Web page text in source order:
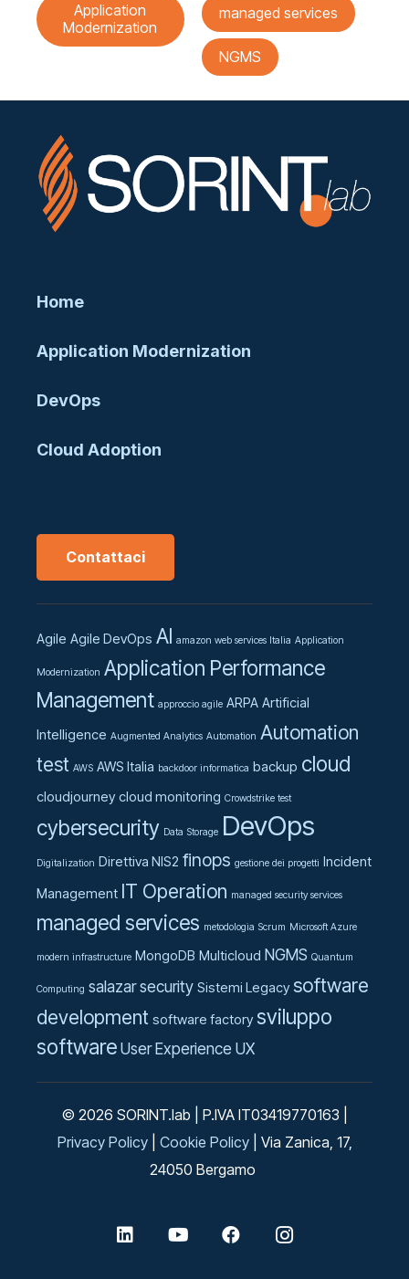
Application
Modernization
managed services
NGMS
Home
Application Modernization
DevOps
Cloud Adoption
Contattaci
Agile Agile DevOps AI amazon web services Italia Application
Modernization Application Performance
Management approccio agile ARPA Artificial
Intelligence Augmented Analytics Automation Automation
test AWS AWS Italia backdoor informatica backup cloud
cloudjourney cloud monitoring Crowdstrike test
cybersecurity Data Storage DevOps
Digitalization Direttiva NIS2 finops gestione dei progetti
Incident
Management IT Operation managed security services
managed services metodologia Scrum Microsoft Azure
modern infrastructure MongoDB Multicloud NGMS Quantum
Computing salazarsecurity Sistemi Legacy software
development software factory sviluppo
softwareUser Experience UX
© 2026 SORINT.lab | P.IVA IT03419770163 |
Privacy Policy| Cookie Policy| Via Zanica, 17,
24050 Bergamo